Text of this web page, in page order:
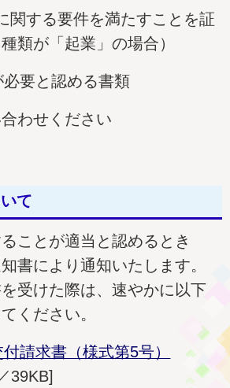
関する要件を満たすことを証
類が「起業」の場合）
要と認める書類
わせください
て
ことが適当と認めるとき
書により通知いたします。
受けた際は、速やかに以下
ください。
請求書（様式第5号）
39KB]